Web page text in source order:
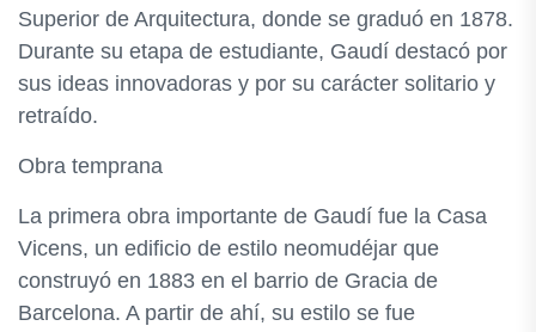
Superior de Arquitectura, donde se graduó en 1878.
Durante su etapa de estudiante, Gaudí destacó por
sus ideas innovadoras y por su carácter solitario y
retraído.
Obra temprana
La primera obra importante de Gaudí fue la Casa
Vicens, un edificio de estilo neomudéjar que
construyó en 1883 en el barrio de Gracia de
Barcelona. A partir de ahí, su estilo se fue